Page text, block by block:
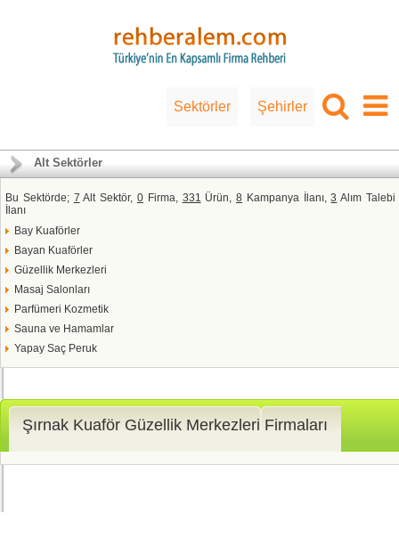
Sektörler Şehirler
Alt Sektörler
Bu Sektörde; 7 Alt Sektör, 0Firma, 331 Ürün,8 Kampanya İlanı,3 Alım Talebi
İlanı
Bay Kuaförler
Bayan Kuaförler
Güzellik Merkezleri
Masaj Salonları
Parfümeri Kozmetik
Sauna ve Hamamlar
Yapay Saç Peruk
Şırnak Kuaför Güzellik Merkezleri Firmaları